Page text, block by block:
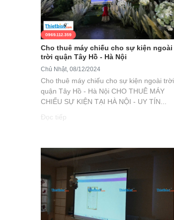
Cho thuê máy chiếu cho sự kiện ngoài
trời quận Tây Hồ - Hà Nội
Chủ Nhật, 08/12/2024
Cho thuê máy chiếu cho sự kiện ngoài trời
quận Tây Hồ - Hà Nội CHO THUÊ MÁY
CHIẾU SỰ KIỆN TẠI HÀ NỘI - UY TÍN...
Đọc tiếp